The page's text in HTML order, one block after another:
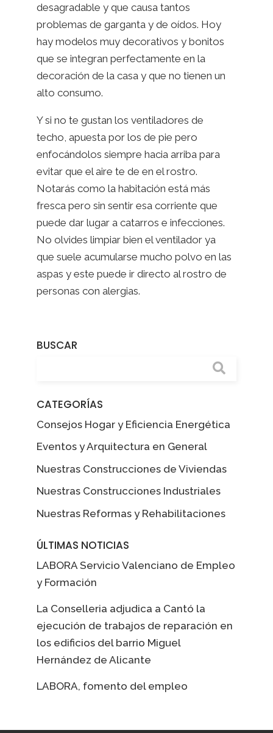
desagradable y que causa tantos
problemas de garganta y de oídos. Hoy
hay modelos muy decorativos y bonitos
que se integran perfectamente en la
decoración de la casa y que no tienen un
alto consumo.
Y si no te gustan los ventiladores de
techo, apuesta por los de pie pero
enfocándolos siempre hacia arriba para
evitar que el aire te de en el rostro.
Notarás como la habitación está más
fresca pero sin sentir esa corriente que
puede dar lugar a catarros e infecciones.
No olvides limpiar bien el ventilador ya
que suele acumularse mucho polvo en las
aspas y este puede ir directo al rostro de
personas con alergias.
BUSCAR
CATEGORÍAS
Consejos Hogar y Eficiencia Energética
Eventos y Arquitectura en General
Nuestras Construcciones de Viviendas
Nuestras Construcciones Industriales
Nuestras Reformas y Rehabilitaciones
ÚLTIMAS NOTICIAS
LABORA Servicio Valenciano de Empleo
y Formación
La Conselleria adjudica a Cantó la
ejecución de trabajos de reparación en
los edificios del barrio Miguel
Hernández de Alicante
LABORA, fomento del empleo